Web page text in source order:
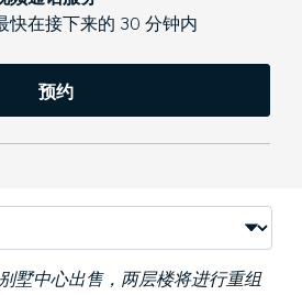
快在接下来的 30 分钟内
预约
墅中心出售，两层楼将进行重组